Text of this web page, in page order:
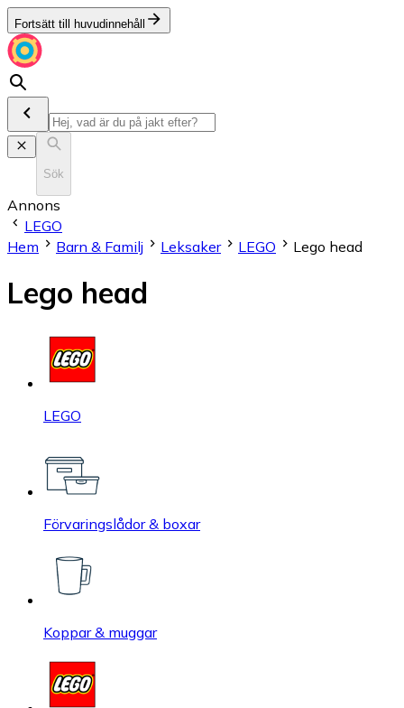
Fortsätt till huvudinnehåll
Sök
Annons
LEGO
Hem
Barn & Familj Leksaker LEGO Lego head
Lego head
LEGO
Förvaringslådor & boxar
Koppar & muggar